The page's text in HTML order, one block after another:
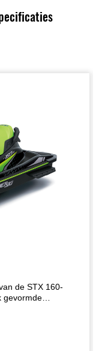
de STX 160-
gevormde
hogere neus
achter